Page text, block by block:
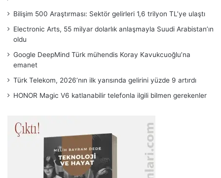
Bilişim 500 Araştırması: Sektör gelirleri 1,6 trilyon TL’ye ulaştı
Electronic Arts, 55 milyar dolarlık anlaşmayla Suudi Arabistan’ın
oldu
Google DeepMind Türk mühendis Koray Kavukcuoğlu’na
emanet
Türk Telekom, 2026’nın ilk yarısında gelirini yüzde 9 artırdı
HONOR Magic V6 katlanabilir telefonla ilgili bilmen gerekenler